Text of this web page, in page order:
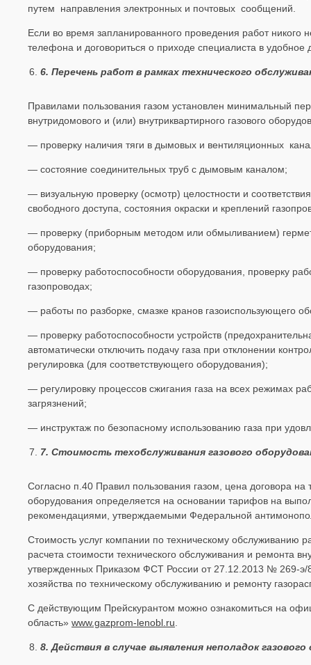
путем направления электронных и почтовых сообщений.
Если во время запланированного проведения работ
телефона и договориться о приходе специалиста в удобное
6. Перечень работ в рамках технического
Правилами пользования газом установлен минимальный
внутридомового и (или) внутриквартирного газового
— проверку наличия тяги в дымовых и вентиляционных
— состояние соединительных труб с дымовым каналом;
— визуальную проверку (осмотр) целостности и
свободного доступа, состояния окраски и креплений
— проверку (приборным методом или обмыливанием)
оборудования;
— проверку работоспособности оборудования, проверку
газопроводах;
— работы по разборке, смазке кранов газоиспользующего
— проверку работоспособности устройств
автоматически отключить подачу газа при отклонении
регулировка (для соответствующего оборудования);
— регулировку процессов сжигания газа на всех режимах
загрязнений;
— инструктаж по безопасному использованию газа при
7. Стоимость техобслуживания газового
Согласно п.40 Правил пользования газом, цена договора на
оборудования определяется на основании тарифов на
рекомендациями, утверждаемыми Федеральной
Стоимость услуг компании по техническому обслуживанию
расчета стоимости технического обслуживания и ремонта
утвержденных Приказом ФСТ России от 27.12.2013 № 269-э/
хозяйства по техническому обслуживанию и ремонту
С действующим Прейскурантом можно ознакомиться на
область» www.gazprom-lenobl.ru
8. Действия в случае выявления неполадок газового